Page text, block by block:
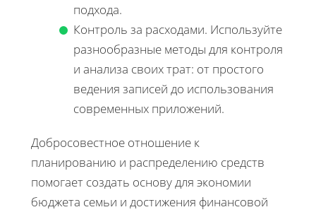
подхода.
Контроль за расходами. Используйте
разнообразные методы для контроля
и анализа своих трат: от простого
ведения записей до использования
современных приложений.
Добросовестное отношение к
планированию и распределению средств
помогает создать основу для экономии
бюджета семьи и достижения финансовой